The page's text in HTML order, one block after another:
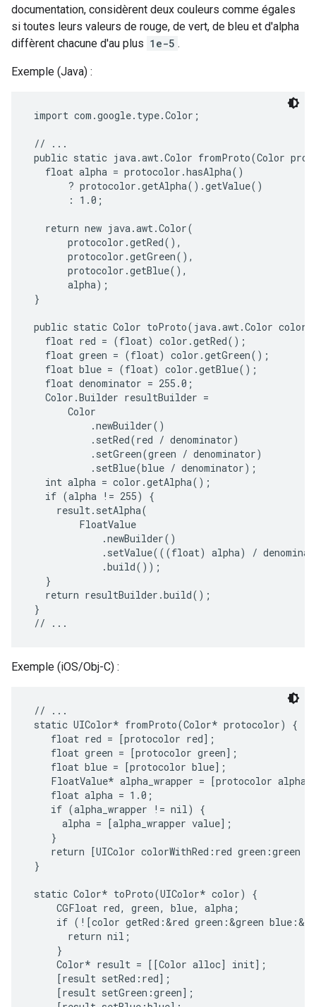
documentation, considèrent deux couleurs comme égales
si toutes leurs valeurs de rouge, de vert, de bleu et d'alpha
diffèrent chacune d'au plus 1e-5 .
Exemple (Java) :
import com.google.type.Color;
// ...
public static java.awt.Color fromProto(Color
   float alpha = protocolor.hasAlpha()
       ? protocolor.getAlpha().getValue()
       : 1.0;
   return new java.awt.Color(
       protocolor.getRed(),
       protocolor.getGreen(),
       protocolor.getBlue(),
       alpha);
}
public static Color toProto(java.awt.Color
   float red = (float) color.getRed();
   float green = (float) color.getGreen();
   float blue = (float) color.getBlue();
   float denominator = 255.0;
   Color.Builder resultBuilder =
       Color
           .newBuilder()
           .setRed(red / denominator)
           .setGreen(green / denominator)
           .setBlue(blue / denominator);
   int alpha = color.getAlpha();
   if (alpha != 255) {
     result.setAlpha(
         FloatValue
             .newBuilder()
.setValue(((float) alpha) /
             .build());
   }
   return resultBuilder.build();
}
Exemple (iOS/Obj-C) :
// ...
static UIColor* fromProto(Color* protocolor) {
    float red = [protocolor red];
    float green = [protocolor green];
    float blue = [protocolor blue];
FloatValue* alpha_wrapper = [protocolor
    float alpha = 1.0;
    if (alpha_wrapper != nil) {
      alpha = [alpha_wrapper value];
    }
return [UIColor colorWithRed:red green:green
}
static Color* toProto(UIColor* color) {
     CGFloat red, green, blue, alpha;
if (![color getRed:&red green:&green
       return nil;
     }
     Color* result = [[Color alloc] init];
     [result setRed:red];
     [result setGreen:green];